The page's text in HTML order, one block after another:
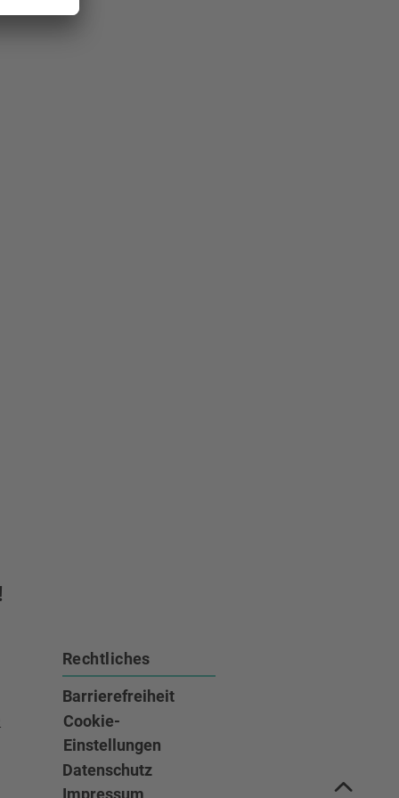
auf Youtube
Rechtliches
Barrierefreiheit
Cookie-
Einstellungen
Datenschutz
Impressum